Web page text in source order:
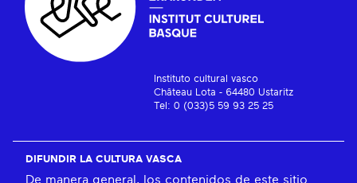
Instituto cultural vasco
Château Lota - 64480 Ustaritz
Tel: 0 (033)5 59 93 25 25
DIFUNDIR LA CULTURA VASCA
De manera general, los contenidos de este sitio